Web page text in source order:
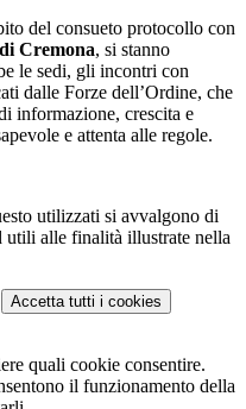
del consueto protocollo con
Cremona, si stanno
le sedi, gli incontri con
dalle Forze dell’Ordine, che
informazione, crescita e
e attenta alle regole.
utilizzati si avvalgono di
utili alle finalità illustrate nella
Accetta tutti i cookies
quali cookie consentire.
il funzionamento della